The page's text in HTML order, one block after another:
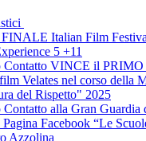
FINALE Italian Film
5 +11
Contatto VINCE il
Velates nel corso della
del Rispetto" 2025
alla Gran Guardia
Facebook “Le
Azzolina